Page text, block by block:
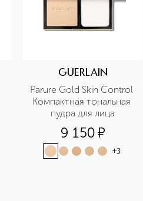
GUERLAIN
Parure Gold Skin Control
Компактная тональная
пудра для лица
9 150¤
+3